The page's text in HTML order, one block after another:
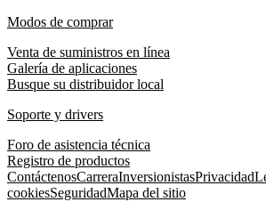
Modos de comprar
Venta de suministros en línea
Galería de aplicaciones
Busque su distribuidor local
Soporte y drivers
Foro de asistencia técnica
Registro de productos
ContáctenosCarreraInversionistasPrivacidad
cookiesSeguridadMapa del sitio